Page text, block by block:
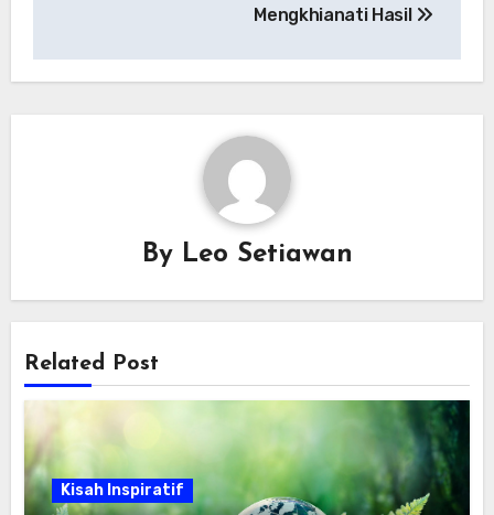
Mengkhianati Hasil
By Leo Setiawan
Related Post
Kisah Inspiratif